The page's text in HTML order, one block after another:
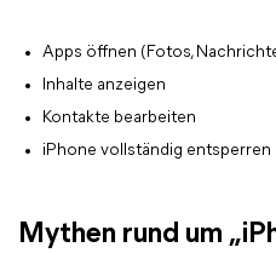
Apps öffnen (Fotos,
Inhalte anzeigen
Kontakte bearbeiten
iPhone vollständig entsperren
Mythen rund um